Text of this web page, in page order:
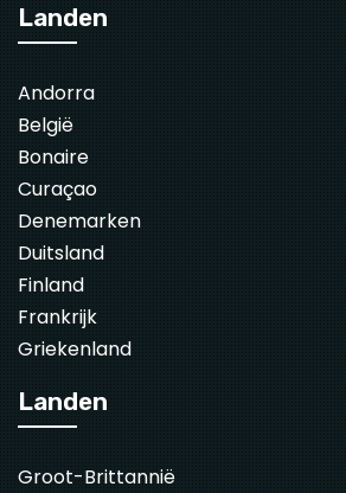
Landen
Andorra
België
Bonaire
Curaçao
Denemarken
Duitsland
Finland
Frankrijk
Griekenland
Landen
Groot-Brittannië